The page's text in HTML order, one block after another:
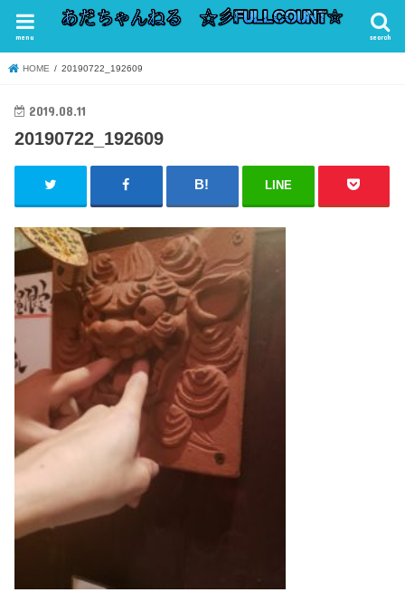
search
menu
HOME 20190722_192609
2019.08.11
20190722_192609
LINE